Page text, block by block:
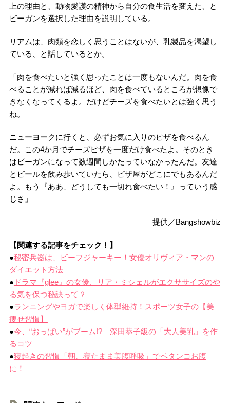
上の理由と、動物愛護の精神から自分の食生活を変えた、と
ビーガンを選択した理由を説明している。
リアムは、肉類を恋しく思うことはないが、乳製品を渇望し
ている、と話しているとか。
「肉を食べたいと強く思ったことは一度もないんだ。肉を食
べることが減れば減るほど、肉を食べているところが想像で
きなくなってくるよ。だけどチーズを食べたいとは強く思う
ね。
ニューヨークに行くと、必ずお気に入りのピザを食べるん
だ。この4か月でチーズピザを一度だけ食べたよ。そのとき
はビーガンになって数週間しかたっていなかったんだ。友達
とビールを飲み歩いていたら、ピザ屋がどこにでもあるんだ
よ。もう『ああ、どうしても一切れ食べたい！』っていう感
じさ」
提供／Bangshowbiz
【関連する記事をチェック！】
●秘密兵器は、ビーフジャーキー！女優オリヴィア・マンの
ダイエット方法
● ドラマ『glee』の女優、リア・ミシェルがエクササイズのや
る気を保つ秘訣って？
●ランニングやヨガで楽しく体型維持！スポーツ女子の【美
痩せ習慣】
●今、“おっぱい”がブーム!? 深田恭子級の「大人美乳」を作
るコツ
●寝起きの習慣「朝、寝たまま美腹呼吸」でペタンコお腹
に！